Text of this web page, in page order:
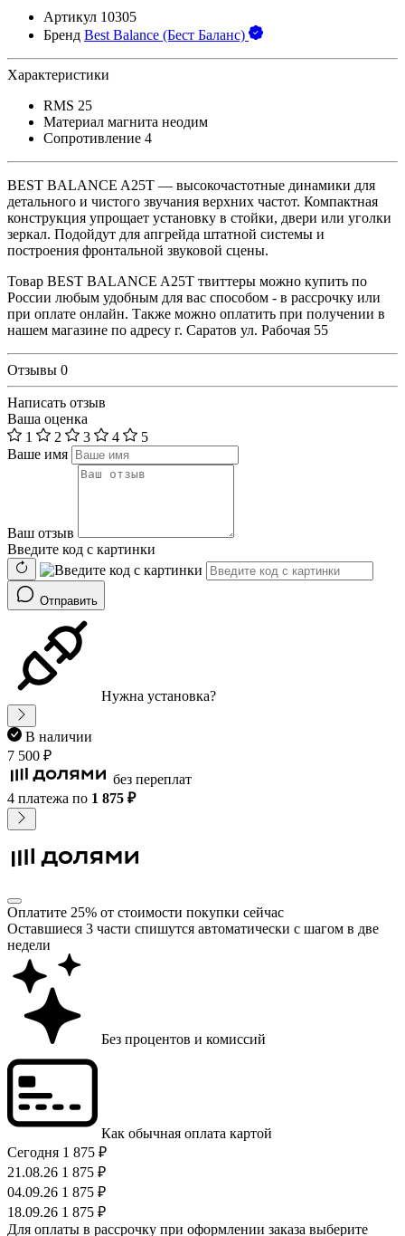
Артикул 10305
Бренд Best Balance (Бест Баланс)
Характеристики
RMS 25
Материал магнита неодим
Сопротивление 4
BEST BALANCE A25T — высокочастотные динамики для
детального и чистого звучания верхних частот. Компактная
конструкция упрощает установку в стойки, двери или уголки
зеркал. Подойдут для апгрейда штатной системы и
построения фронтальной звуковой сцены.
Товар BEST BALANCE A25T твиттеры можно купить по
России любым удобным для вас способом - в рассрочку или
при оплате онлайн. Также можно оплатить при получении в
нашем магазине по адресу г. Саратов ул. Рабочая 55
Отзывы 0
Написать отзыв
Ваша оценка
1
2 3 4
5
Ваше имя
Ваш отзыв
Введите код с картинки
Отправить
Нужна установка?
В наличии
7 500 ₽
без переплат
4 платежа по 1 875 ₽
Оплатите 25% от стоимости покупки сейчас
Оставшиеся 3 части спишутся автоматически с шагом в две
недели
Без процентов и комиссий
Как обычная оплата картой
Сегодня 1 875 ₽
21.08.26 1 875 ₽
04.09.26 1 875 ₽
18.09.26 1 875 ₽
Для оплаты в рассрочку при оформлении заказа выберите